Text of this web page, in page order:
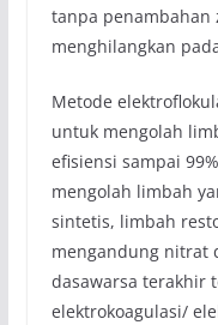
tanpa penambahan
menghilangkan
Metode
untuk mengolah
efisiensi sampai
mengolah limbah
sintetis, limbah
mengandung nitrat
dasawarsa terakhir
elektrokoagulasi/